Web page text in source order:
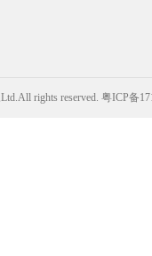
rights reserved. 粤ICP备